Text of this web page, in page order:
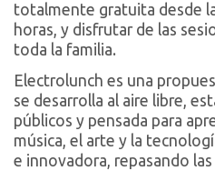
totalmente gratuita desde
horas, y disfrutar de las
toda la familia.
Electrolunch es una
se desarrolla al aire libre,
públicos y pensada para
música, el arte y la
e innovadora, repasando